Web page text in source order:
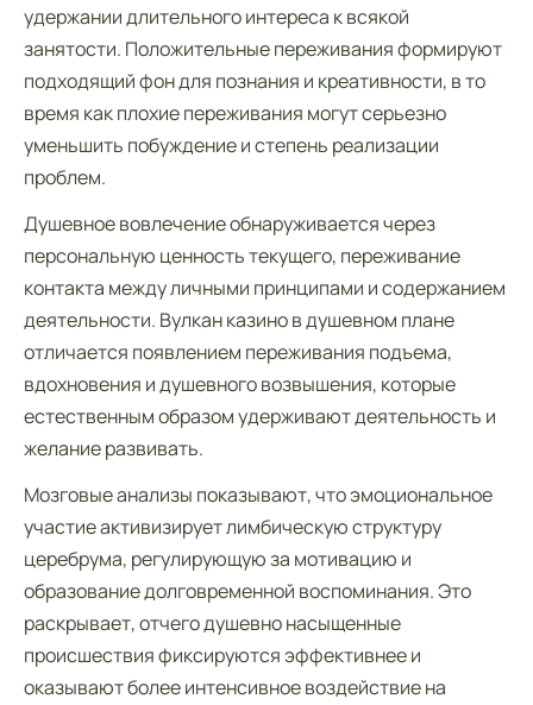
удержании длительного интереса к всякой
занятости. Положительные переживания формируют
подходящий фон для познания и креативности, в то
время как плохие переживания могут серьезно
уменьшить побуждение и степень реализации
проблем.
Душевное вовлечение обнаруживается через
персональную ценность текущего, переживание
контакта между личными принципами и содержанием
деятельности. Вулкан казино в душевном плане
отличается появлением переживания подъема,
вдохновения и душевного возвышения, которые
естественным образом удерживают деятельность и
желание развивать.
Мозговые анализы показывают, что эмоциональное
участие активизирует лимбическую структуру
церебрума, регулирующую за мотивацию и
образование долговременной воспоминания. Это
раскрывает, отчего душевно насыщенные
происшествия фиксируются эффективнее и
оказывают более интенсивное воздействие на